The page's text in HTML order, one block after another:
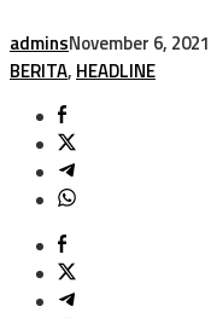
adminsNovember 6, 2021
BERITA, HEADLINE